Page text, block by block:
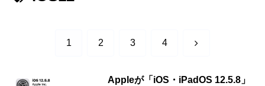
1 2 3 4 次
Appleが「iOS・iPadOS 12.5.8」